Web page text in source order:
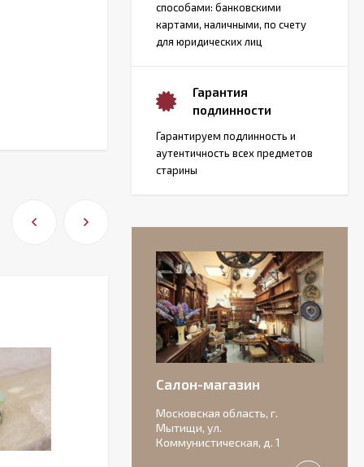
способами: банковскими
картами, наличными, по счету
для юридических лиц
Гарантия
подлинности
Гарантируем подлинность и
аутентичность всех предметов
старины
Салон-магазин
Московская область, г.
Мытищи, ул.
Коммунистическая, д. 1